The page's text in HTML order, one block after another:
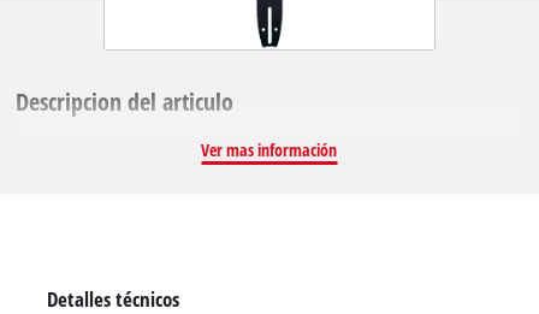
Descripcion del articulo
Ver mas información
Detalles técnicos